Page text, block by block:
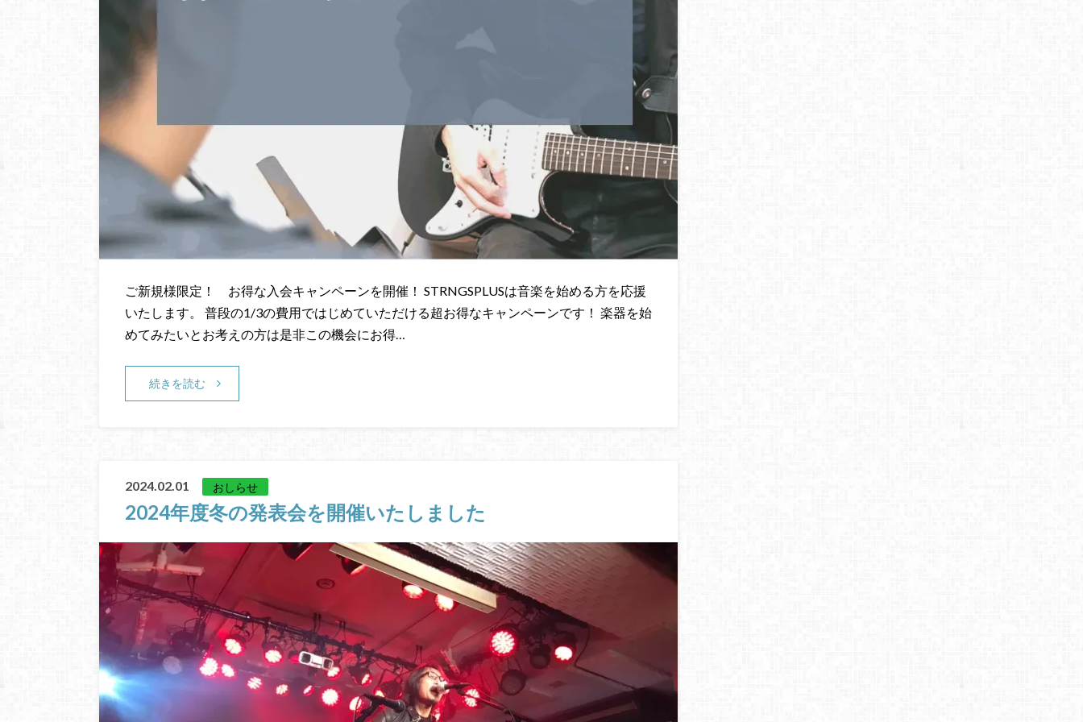
ご新規様限定！ お得な入会キャンペーンを開催！ STRNGSPLUSは音楽を始める方を応援
いたします。 普段の1/3の費用ではじめていただける超お得なキャンペーンです！ 楽器を始
めてみたいとお考えの方は是非この機会にお得…
続きを読む
2024.02.01 おしらせ
2024年度冬の発表会を開催いたしました